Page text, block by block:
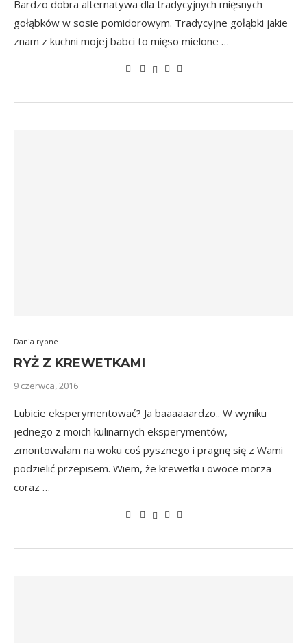
Bardzo dobra alternatywa dla tradycyjnych mięsnych
gołąbków w sosie pomidorowym. Tradycyjne gołąbki jakie
znam z kuchni mojej babci to mięso mielone …
Dania rybne
RYŻ Z KREWETKAMI
9 czerwca, 2016
Lubicie eksperymentować? Ja baaaaaardzo.. W wyniku
jednego z moich kulinarnych eksperymentów,
zmontowałam na woku coś pysznego i pragnę się z Wami
podzielić przepisem. Wiem, że krewetki i owoce morza
coraz …